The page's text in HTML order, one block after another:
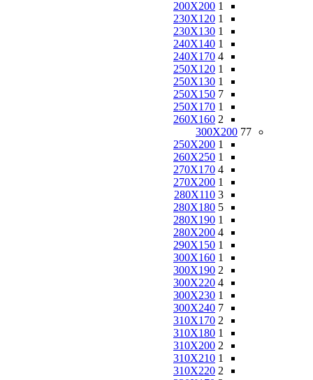
200X200 1
230X120 1
230X130 1
240X140 1
240X170 4
250X120 1
250X130 1
250X150 7
250X170 1
260X160 2
300X200 77
250X200 1
260X250 1
270X170 4
270X200 1
280X110 3
280X180 5
280X190 1
280X200 4
290X150 1
300X160 1
300X190 2
300X220 4
300X230 1
300X240 7
310X170 2
310X180 1
310X200 2
310X210 1
310X220 2